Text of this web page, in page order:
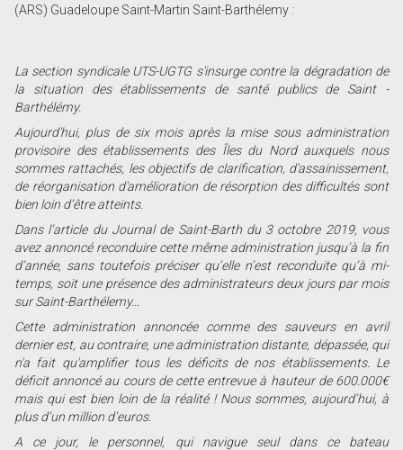
(ARS) Guadeloupe Saint-Martin Saint-Barthélemy :
La section syndicale UTS-UGTG s'insurge contre la dégradation de
la situation des établissements de santé publics de Saint -
Barthélémy.
Aujourd'hui, plus de six mois après la mise sous administration
provisoire des établissements des Îles du Nord auxquels nous
sommes rattachés, les objectifs de clarification, d'assainissement,
de réorganisation d'amélioration de résorption des difficultés sont
bien loin d’être atteints.
Dans l’article du Journal de Saint-Barth du 3 octobre 2019, vous
avez annoncé reconduire cette même administration jusqu’à la fin
d’année, sans toutefois préciser qu’elle n’est reconduite qu’à mi-
temps, soit une présence des administrateurs deux jours par mois
sur Saint-Barthélemy…
Cette administration annoncée comme des sauveurs en avril
dernier est, au contraire, une administration distante, dépassée, qui
n'a fait qu'amplifier tous les déficits de nos établissements. Le
déficit annoncé au cours de cette entrevue à hauteur de 600.000€
mais qui est bien loin de la réalité ! Nous sommes, aujourd’hui, à
plus d’un million d’euros.
A ce jour, le personnel, qui navigue seul dans ce bateau